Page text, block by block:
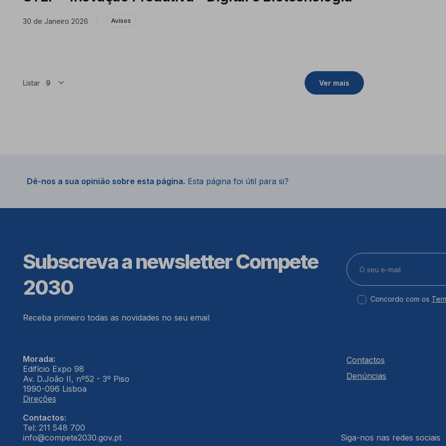
30 de Janeiro 2026 Avisos
Listar Ver mais
Dê-nos a sua opinião sobre esta página. Esta página foi útil para si?
Subscreva a newsletter Compete
2030
Receba primeiro todas as novidades no seu email
Concordo com os
Morada:
Edifício Expo 98
Av. D.João II, nº52 - 3º Piso
1990-096 Lisboa
Direções
Contactos:
Tel: 211 548 700
info@compete2030.gov.pt
Contactos
Denúncias
Siga-nos nas redes sociais